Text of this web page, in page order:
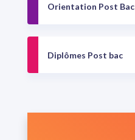
Orientation Post Bac
Diplômes Post bac